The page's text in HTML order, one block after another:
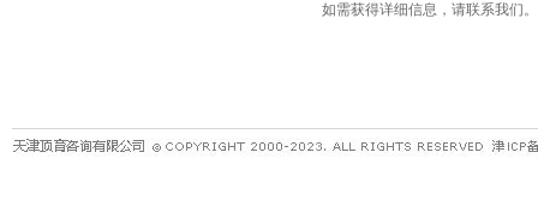
如需获得详细信息，请联系我们。